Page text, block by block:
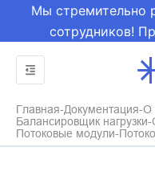
Мы стремительно
сотрудников!
Главная Документация О
Балансировщик нагрузки
Потоковые модули